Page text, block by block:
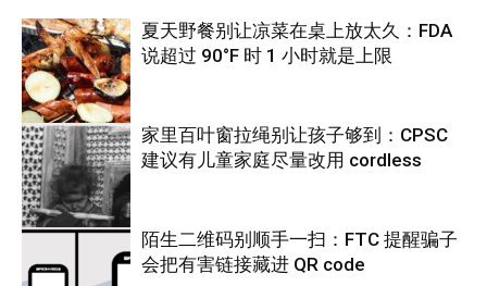
热点
夏天野餐别让凉菜在桌上放太久：FDA
说超过 90°F 时 1 小时就是上限
热点
家里百叶窗拉绳别让孩子够到：CPSC
建议有儿童家庭尽量改用 cordless
陌生二维码别顺手一扫：FTC 提醒骗子
会把有害链接藏进 QR code